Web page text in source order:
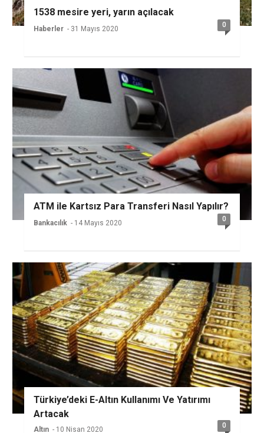
1538 mesire yeri, yarın açılacak
Haberler - 31 Mayıs 2020 0
ATM ile Kartsız Para Transferi Nasıl Yapılır?
Bankacılık - 14 Mayıs 2020 0
Türkiye’deki E-Altın Kullanımı Ve Yatırımı
Artacak
Altın - 10 Nisan 2020 0